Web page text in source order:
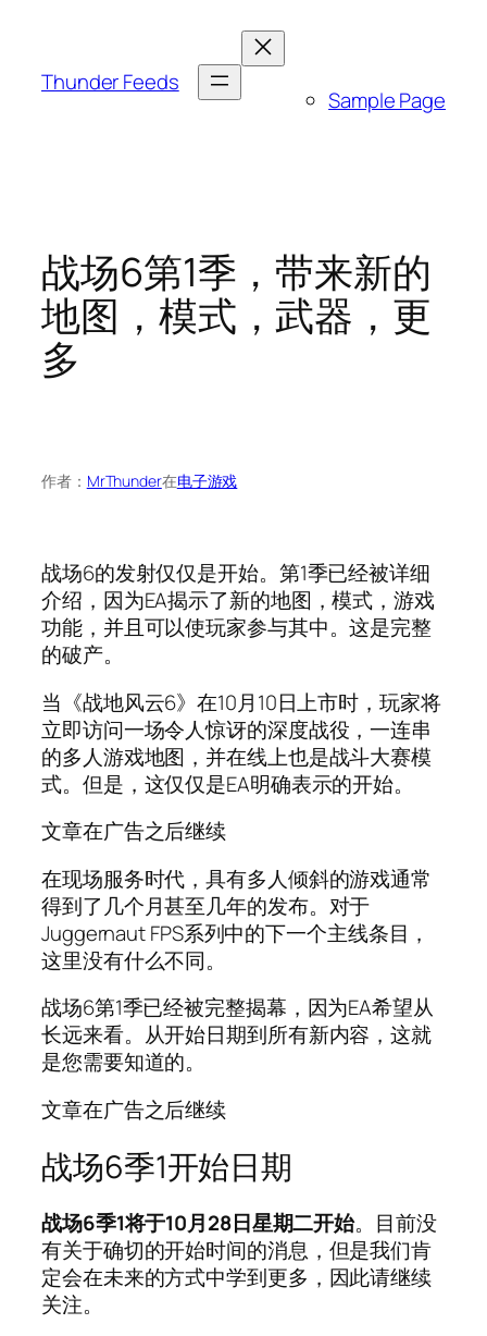
Thunder Feeds
Sample Page
战场6第1季，带来新的
地图，模式，武器，更
多
作者： MrThunder在电子游戏
战场6的发射仅仅是开始。第1季已经被详细
介绍，因为EA揭示了新的地图，模式，游戏
功能，并且可以使玩家参与其中。这是完整
的破产。
当《战地风云6》在10月10日上市时，玩家将
立即访问一场令人惊讶的深度战役，一连串
的多人游戏地图，并在线上也是战斗大赛模
式。但是，这仅仅是EA明确表示的开始。
文章在广告之后继续
在现场服务时代，具有多人倾斜的游戏通常
得到了几个月甚至几年的发布。对于
Juggernaut FPS系列中的下一个主线条目，
这里没有什么不同。
战场6第1季已经被完整揭幕，因为EA希望从
长远来看。从开始日期到所有新内容，这就
是您需要知道的。
文章在广告之后继续
战场6季1开始日期
战场6季1将于10月28日星期二开始。目前没
有关于确切的开始时间的消息，但是我们肯
定会在未来的方式中学到更多，因此请继续
关注。